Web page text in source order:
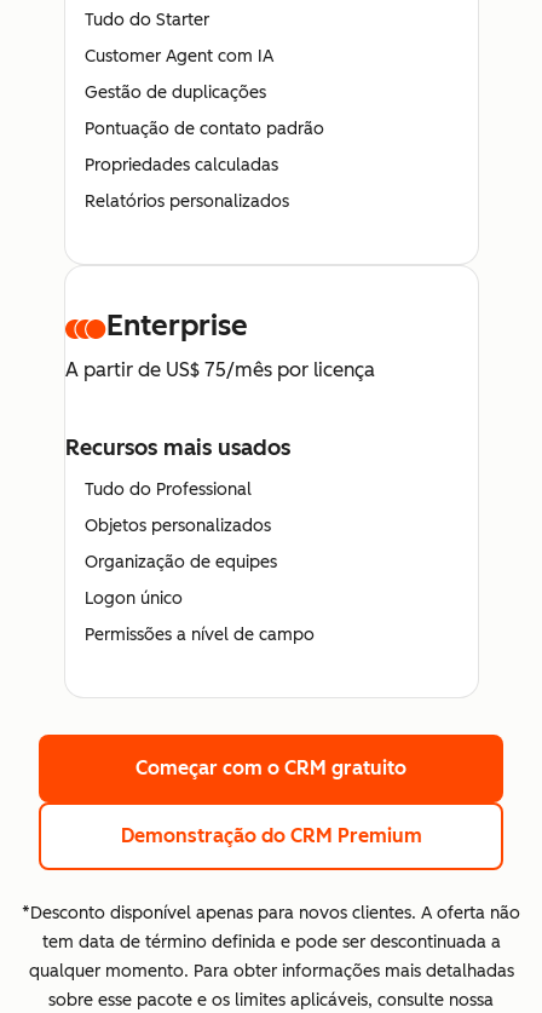
Tudo do Starter
Customer Agent com IA
Gestão de duplicações
Pontuação de contato padrão
Propriedades calculadas
Relatórios personalizados
Enterprise
A partir de US$ 75/mês por licença
Recursos mais usados
Tudo do Professional
Objetos personalizados
Organização de equipes
Logon único
Permissões a nível de campo
Começar com o CRM gratuito
Demonstração do CRM Premium
*Desconto disponível apenas para novos clientes. A oferta não
tem data de término definida e pode ser descontinuada a
qualquer momento. Para obter informações mais detalhadas
sobre esse pacote e os limites aplicáveis, consulte nossa